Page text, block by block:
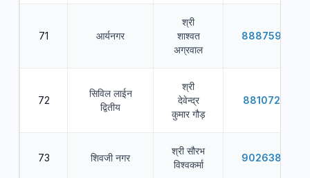
71 आर्यनगर
श्री
शाश्वत
अग्रवाल
8887597380
72
सिविल लाईन
द्वितीय
श्री
देवेन्द्र
कुमार गौड़
8810727062
73 शिवजी नगर
श्री सौरभ
विश्वकर्मा
9026383586